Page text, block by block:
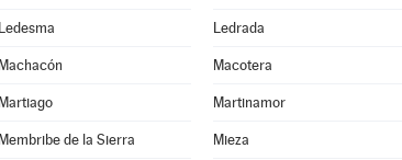
Ledesma Ledrada
Machacón Macotera
Martiago Martinamor
Membribe de la Sierra Mieza